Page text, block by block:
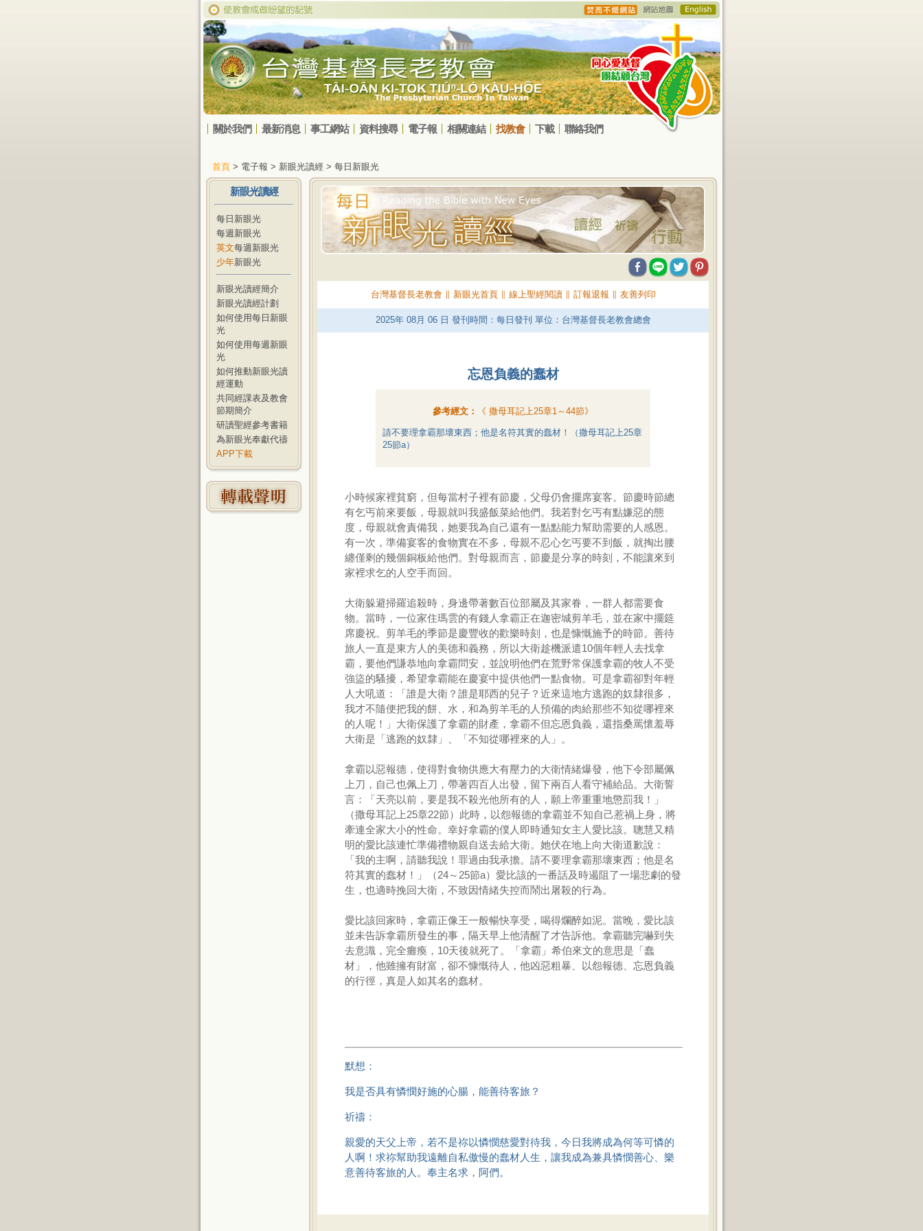
關於我們 最新消息 事工網站 資料搜尋 電子報 相關連結 找教會 下載 聯絡我們
首頁 > 電子報 > 新眼光讀經 > 每日新眼光
新眼光讀經
每日新眼光
每週新眼光
英文每週新眼光
少年新眼光
新眼光讀經簡介
新眼光讀經計劃
如何使用每日新眼
光
如何使用每週新眼
光
如何推動新眼光讀
經運動
共同經課表及教會
節期簡介
研讀聖經參考書籍
為新眼光奉獻代禱
APP下載
台灣基督長老教會∥ 新眼光首頁∥ 線上聖經閱讀∥ 訂報退報 友善列印
2025年 08月 06日 發刊時間：每日發刊 單位：台灣基督長老教會總會
忘恩負義的蠢材
參考經文： 《 撒母耳記上25章1～44節》
請不要理拿霸那壞東西；他是名符其實的蠢材！（撒母耳記上25章
25節a）
小時候家裡貧窮，但每當村子裡有節慶，父母仍會擺席宴客。節慶時節總
有乞丐前來要飯，母親就叫我盛飯菜給他們。我若對乞丐有點嫌惡的態
度，母親就會責備我，她要我為自己還有一點點能力幫助需要的人感恩。
有一次，準備宴客的食物實在不多，母親不忍心乞丐要不到飯，就掏出腰
纏僅剩的幾個銅板給他們。對母親而言，節慶是分享的時刻，不能讓來到
家裡求乞的人空手而回。
大衛躲避掃羅追殺時，身邊帶著數百位部屬及其家眷，一群人都需要食
物。當時，一位家住瑪雲的有錢人拿霸正在迦密城剪羊毛，並在家中擺筵
席慶祝。剪羊毛的季節是慶豐收的歡樂時刻，也是慷慨施予的時節。善待
旅人一直是東方人的美德和義務，所以大衛趁機派遣10個年輕人去找拿
霸，要他們謙恭地向拿霸問安，並說明他們在荒野常保護拿霸的牧人不受
強盜的騷擾，希望拿霸能在慶宴中提供他們一點食物。可是拿霸卻對年輕
人大吼道：「誰是大衛？誰是耶西的兒子？近來這地方逃跑的奴隸很多，
我才不隨便把我的餅、水，和為剪羊毛的人預備的肉給那些不知從哪裡來
的人呢！」大衛保護了拿霸的財產，拿霸不但忘恩負義，還指桑罵懷羞辱
大衛是「逃跑的奴隸」、「不知從哪裡來的人」。
拿霸以惡報德，使得對食物供應大有壓力的大衛情緒爆發，他下令部屬佩
上刀，自己也佩上刀，帶著四百人出發，留下兩百人看守補給品。大衛誓
言：「天亮以前，要是我不殺光他所有的人，願上帝重重地懲罰我！」
（撒母耳記上25章22節）此時，以怨報德的拿霸並不知自己惹禍上身，將
牽連全家大小的性命。幸好拿霸的僕人即時通知女主人愛比該。聰慧又精
明的愛比該連忙準備禮物親自送去給大衛。她伏在地上向大衛道歉說：
「我的主啊，請聽我說！罪過由我承擔。請不要理拿霸那壞東西；他是名
符其實的蠢材！」（24～25節a）愛比該的一番話及時遏阻了一場悲劇的發
生，也適時挽回大衛，不致因情緒失控而鬧出屠殺的行為。
愛比該回家時，拿霸正像王一般暢快享受，喝得爛醉如泥。當晚，愛比該
並未告訴拿霸所發生的事，隔天早上他清醒了才告訴他。拿霸聽完嚇到失
去意識，完全癱瘓，10天後就死了。「拿霸」希伯來文的意思是「蠢
材」，他雖擁有財富，卻不慷慨待人，他凶惡粗暴、以怨報德、忘恩負義
的行徑，真是人如其名的蠢材。
默想：
我是否具有憐憫好施的心腸，能善待客旅？
祈禱：
親愛的天父上帝，若不是祢以憐憫慈愛對待我，今日我將成為何等可憐的
人啊！求祢幫助我遠離自私傲慢的蠢材人生，讓我成為兼具憐憫善心、樂
意善待客旅的人。奉主名求，阿們。